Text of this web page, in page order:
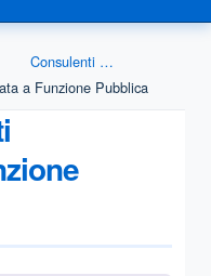
Consulenti e collaboratori
a Funzione Pubblica